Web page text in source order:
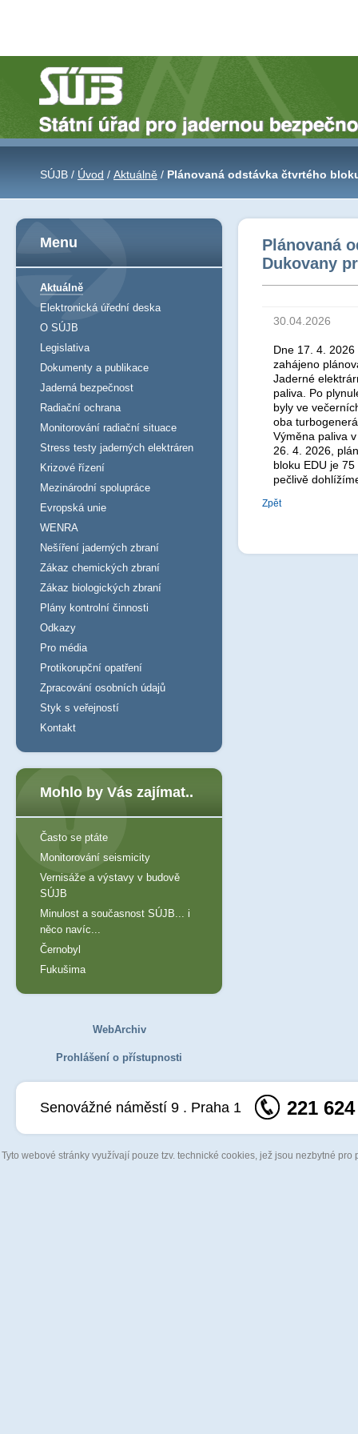
SÚJB / Úvod / Aktuálně / Plánovaná odstávka čtvrtého
Plánovaná
Dukovany
30.04.2026
Dne 17. 4.
zahájeno
Jaderné
paliva. Po
byly ve
oba
Výměna paliva
26. 4. 2026,
bloku EDU je
pečlivě
Zpět
Menu
Aktuálně
Elektronická úřední deska
O SÚJB
Legislativa
Dokumenty a publikace
Jaderná bezpečnost
Radiační ochrana
Monitorování radiační situace
Stress testy jaderných elektráren
Krizové řízení
Mezinárodní spolupráce
Evropská unie
WENRA
Nešíření jaderných zbraní
Zákaz chemických zbraní
Zákaz biologických zbraní
Plány kontrolní činnosti
Odkazy
Pro média
Protikorupční opatření
Zpracování osobních údajů
Styk s veřejností
Kontakt
Mohlo by Vás zajímat..
Často se ptáte
Monitorování seismicity
Vernisáže a výstavy v budově
SÚJB
Minulost a současnost SÚJB... i
něco navíc...
Černobyl
Fukušima
WebArchiv
Prohlášení o přístupnosti
Senovážné náměstí 9 . Praha 1 221
Tyto webové stránky využívají pouze tzv. technické cookies, jež jsou nezbytné